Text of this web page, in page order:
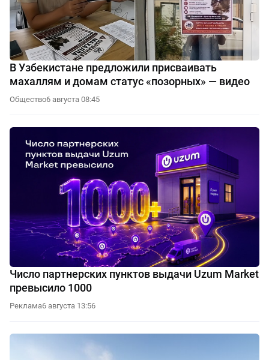
В Узбекистане предложили присваивать
махаллям и домам статус «позорных» — видео
Общество6 августа 08:45
Число партнерских пунктов выдачи Uzum Market
превысило 1000
Реклама6 августа 13:56